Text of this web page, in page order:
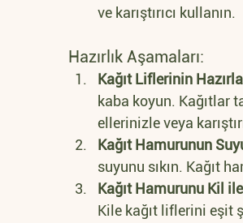
ve karıştırıcı kullanın.
Hazırlık Aşamaları:
Kağıt Liflerinin
kaba koyun. Kağıtlar
ellerinizle veya
Kağıt Hamurunun
suyunu sıkın. Kağıt
Kağıt Hamurunu Kil ile
Kile kağıt liflerini eşit